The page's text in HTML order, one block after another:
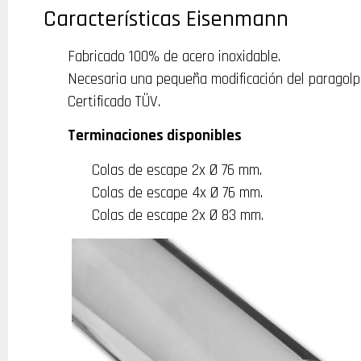
Características Eisenmann
Fabricado 100% de acero inoxidable.
Necesaria una pequeña modificación del
Certificado TÜV.
Terminaciones disponibles
Colas de escape 2x Ø 76 mm.
Colas de escape 4x Ø 76 mm.
Colas de escape 2x Ø 83 mm.